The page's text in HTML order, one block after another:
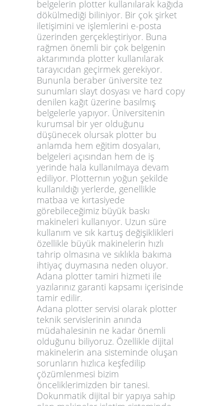
belgelerin plotter kullanılarak kağıda
dökülmediği biliniyor. Bir çok şirket
iletişimini ve işlemlerini e-posta
üzerinden gerçekleştiriyor. Buna
rağmen önemli bir çok belgenin
aktarımında plotter kullanılarak
tarayıcıdan geçirmek gerekiyor.
Bununla beraber üniversite tez
sunumları slayt dosyası ve hard copy
denilen kağıt üzerine basılmış
belgelerle yapıyor. Üniversitenin
kurumsal bir yer olduğunu
düşünecek olursak plotter bu
anlamda hem eğitim dosyaları,
belgeleri açısından hem de iş
yerinde hala kullanılmaya devam
ediliyor. Plotternın yoğun şekilde
kullanıldığı yerlerde, genellikle
matbaa ve kırtasiyede
görebileceğimiz büyük baskı
makineleri kullanıyor. Uzun süre
kullanım ve sık kartuş değişiklikleri
özellikle büyük makinelerin hızlı
tahrip olmasına ve sıklıkla bakıma
ihtiyaç duymasına neden oluyor.
Adana plotter tamiri hizmeti ile
yazılarınız garanti kapsamı içerisinde
tamir edilir.
Adana plotter servisi olarak plotter
teknik servislerinin anında
müdahalesinin ne kadar önemli
olduğunu biliyoruz. Özellikle dijital
makinelerin ana sisteminde oluşan
sorunların hızlıca keşfedilip
çözümlenmesi bizim
önceliklerimizden bir tanesi.
Dokunmatik dijital bir yapıya sahip